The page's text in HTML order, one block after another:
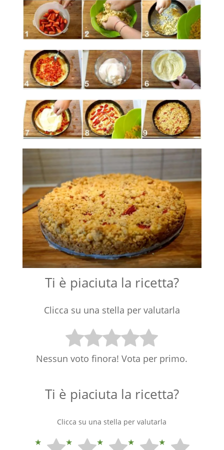
Ti è piaciuta la ricetta?
Clicca su una stella per valutarla
Nessun voto finora! Vota per primo.
Ti è piaciuta la ricetta?
Clicca su una stella per valutarla